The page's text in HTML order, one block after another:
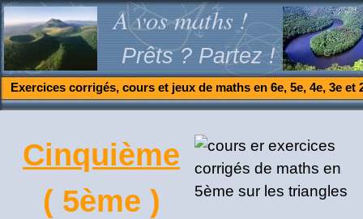
A vos maths !
Prêts ? Partez !
Exercices corrigés, cours et jeux de maths en 6e, 5e, 4e, 3e et
Cinquième
( 5ème )